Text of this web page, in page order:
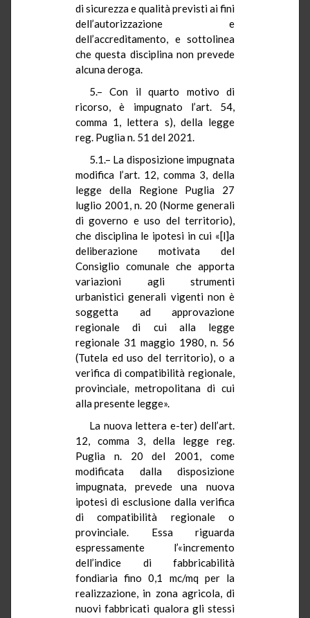
di sicurezza e qualità previsti ai fini
dell’autorizzazione e
dell’accreditamento, e sottolinea
che questa disciplina non prevede
alcuna deroga.
5.– Con il quarto motivo di
ricorso, è impugnato l’art. 54,
comma 1, lettera s), della legge
reg. Puglia n. 51 del 2021.
5.1.– La disposizione impugnata
modifica l’art. 12, comma 3, della
legge della Regione Puglia 27
luglio 2001, n. 20 (Norme generali
di governo e uso del territorio),
che disciplina le ipotesi in cui «[l]a
deliberazione motivata del
Consiglio comunale che apporta
variazioni agli strumenti
urbanistici generali vigenti non è
soggetta ad approvazione
regionale di cui alla legge
regionale 31 maggio 1980, n. 56
(Tutela ed uso del territorio), o a
verifica di compatibilità regionale,
provinciale, metropolitana di cui
alla presente legge».
La nuova lettera e-ter) dell’art.
12, comma 3, della legge reg.
Puglia n. 20 del 2001, come
modificata dalla disposizione
impugnata, prevede una nuova
ipotesi di esclusione dalla verifica
di compatibilità regionale o
provinciale. Essa riguarda
espressamente l’«incremento
dell’indice di fabbricabilità
fondiaria fino 0,1 mc/mq per la
realizzazione, in zona agricola, di
nuovi fabbricati qualora gli stessi